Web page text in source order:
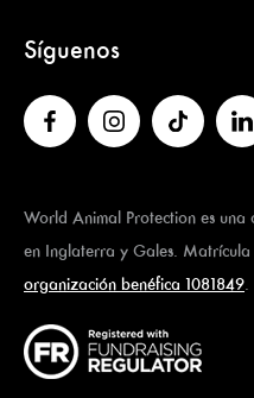
Síguenos
World Animal Protection es
en Inglaterra y Gales.
organización benéfica 1081849.